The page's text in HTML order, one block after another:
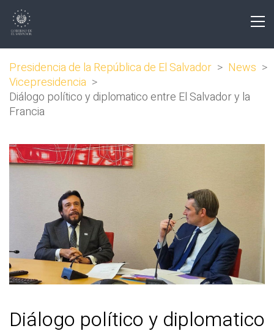
Presidencia de la República de El Salvador > News >
Vicepresidencia >
Diálogo político y diplomatico entre El Salvador y la
Francia
Diálogo político y diplomatico